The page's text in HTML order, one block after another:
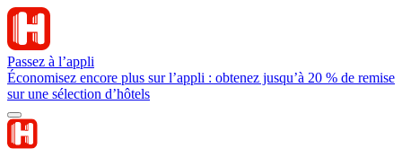
Passez à l’appli
Économisez encore plus sur l’appli : obtenez jusqu’à 20 % de remise
sur une sélection d’hôtels